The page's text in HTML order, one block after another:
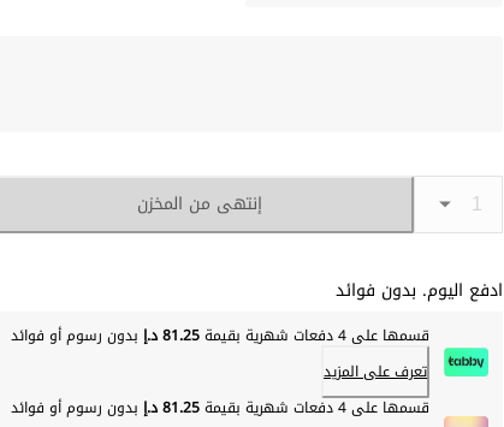
إنتهى من المخزن
ادفع اليوم. بدون فوائد
قسمها على 4 دفعات شهرية بقيمة 81.25 د.إ
بدون رسوم أو فوائد
تعرف على المزيد
قسمها على 4 دفعات شهرية بقيمة
81.25 د.إ
بدون رسوم أو فوائد